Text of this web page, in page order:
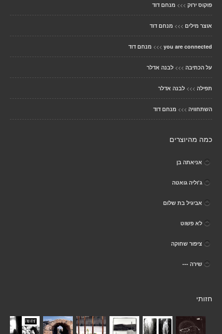
פוקוס ירוק >>> מנחם דוד
אוצר מילים >>> מנחם דוד
you are connected
>>> מנחם דוד
על הכתיבה >>> לבנה אדלר
תפילה >>> לבנה אדלר
השתחוויה >>> מנחם דוד
כמה מהיוצרים
אניאתה בן
ג'וליה גואטה
אביגיל בת שלום
לא פשוט
ציפור שחוקה
שירה ---
חזותי